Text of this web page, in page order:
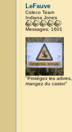
LeFauve
Coleco Team
Indiana Jones
Messages: 1601
"Protégez les arbres,
mangez du castor"